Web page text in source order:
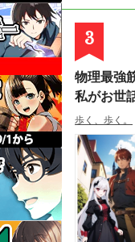
3
物理最強
私がお世
歩く、歩く。